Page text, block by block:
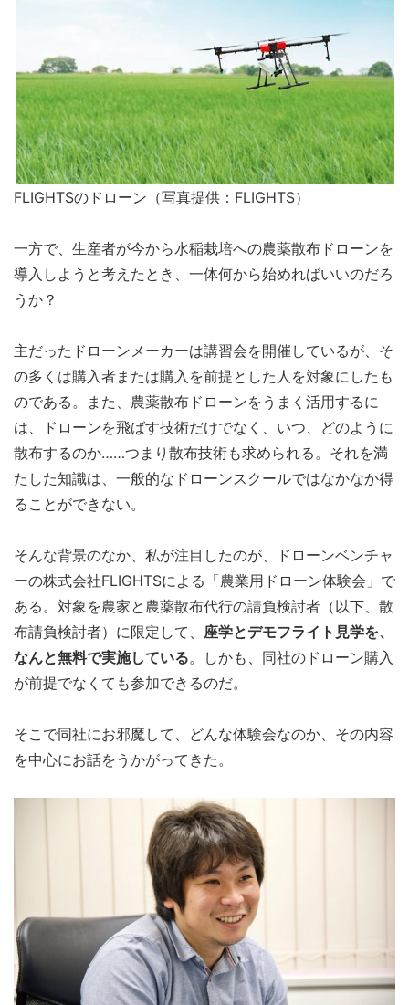
FLIGHTSのドローン（写真提供：FLIGHTS）
一方で、生産者が今から水稲栽培への農薬散布ドローンを
導入しようと考えたとき、一体何から始めればいいのだろ
うか？
主だったドローンメーカーは講習会を開催しているが、そ
の多くは購入者または購入を前提とした人を対象にしたも
のである。また、農薬散布ドローンをうまく活用するに
は、ドローンを飛ばす技術だけでなく、いつ、どのように
散布するのか……つまり散布技術も求められる。それを満
たした知識は、一般的なドローンスクールではなかなか得
ることができない。
そんな背景のなか、私が注目したのが、ドローンベンチャ
ーの株式会社FLIGHTSによる「農業用ドローン体験会」で
ある。対象を農家と農薬散布代行の請負検討者（以下、散
布請負検討者）に限定して、 座学とデモフライト見学を、
なんと無料で実施している。しかも、同社のドローン購入
が前提でなくても参加できるのだ。
そこで同社にお邪魔して、どんな体験会なのか、その内容
を中心にお話をうかがってきた。